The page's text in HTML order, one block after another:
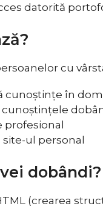
datorită
cu
cunoștințe în
profesional
ul personal
dobândi?
(crearea